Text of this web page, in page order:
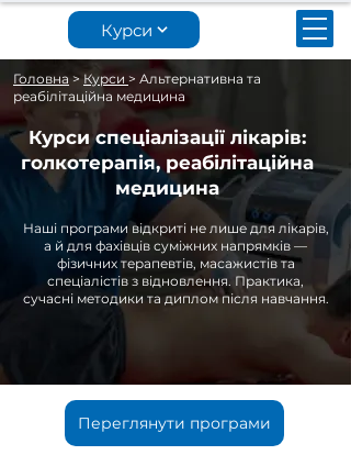
Курси
Курси спеціалізації лікарів:
голкотерапія, реабілітаційна
медицина
Наші програми відкриті не лише для лікарів,
а й для фахівців суміжних напрямків —
фізичних терапевтів, масажистів та
спеціалістів з відновлення. Практика,
сучасні методики та диплом після навчання.
Головна> Курси > Альтернативна та
реабілітаційна медицина
Переглянути програми